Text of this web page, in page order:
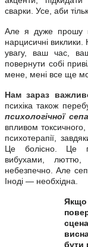
сварки. Усе, аби
Але я дуже прошу
нарцисичні
увагу, ваш час,
повернути собі
мене, мені все ще
Нам зараз
психіка також
психологічної
впливом
психотерапії,
Це болісно. Це
вибухами, люттю,
небезпечно. Але
Іноді — необхідна.
Якщо
бути